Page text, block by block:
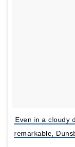
Even in a cloudy
remarkable,